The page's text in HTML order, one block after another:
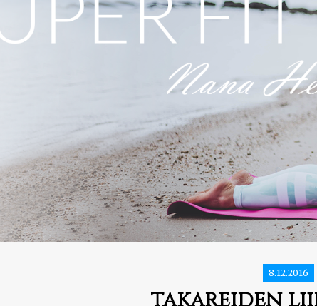
8.12.2016
takareiden